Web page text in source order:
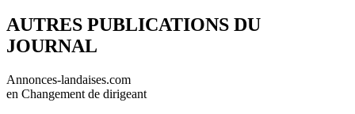
AUTRES PUBLICATIONS DU
JOURNAL
Annonces-landaises.com
en Changement de dirigeant